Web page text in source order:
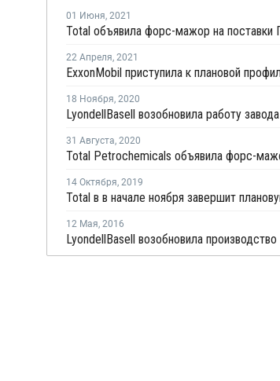
01 Июня, 2021
22 Апреля, 2021
18 Ноября, 2020
31 Августа, 2020
14 Октября, 2019
12 Мая, 2016